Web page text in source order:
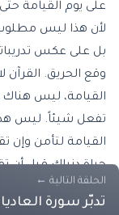
على يوم القيامة
لأن هذا ليس
بل على عكس
وقع الحريق.
القيامة، ليس
تفعل شيئاً. ليس
القيامة لتأمن وإن
حياة دنياك قبل أن
هذا وقت العمل
به وقد قامت
الحلقة التالية ←
تدبّر سورة العاديات: